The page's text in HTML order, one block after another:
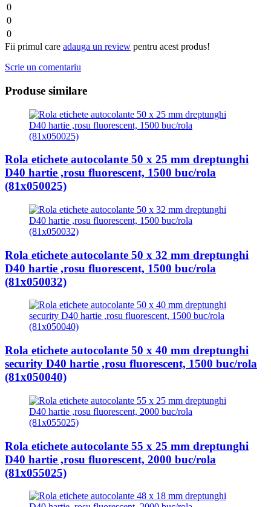
0
0
0
Fii primul care adauga un review pentru acest produs!
Scrie un comentariu
Produse similare
Rola etichete autocolante 50 x 25 mm dreptunghi
D40 hartie ,rosu fluorescent, 1500 buc/rola
(81x050025)
Rola etichete autocolante 50 x 32 mm dreptunghi
D40 hartie ,rosu fluorescent, 1500 buc/rola
(81x050032)
Rola etichete autocolante 50 x 40 mm dreptunghi
security D40 hartie ,rosu fluorescent, 1500 buc/rola
(81x050040)
Rola etichete autocolante 55 x 25 mm dreptunghi
D40 hartie ,rosu fluorescent, 2000 buc/rola
(81x055025)